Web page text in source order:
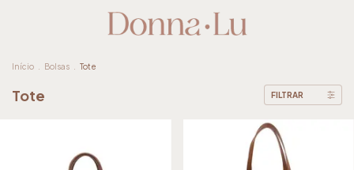
Início Bolsas Tote
Tote FILTRAR